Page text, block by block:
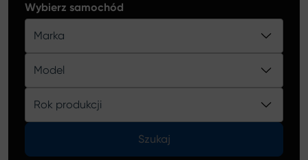
Katalog
Wybierz samochód
Marka
Model
Rok produkcji
Szukaj